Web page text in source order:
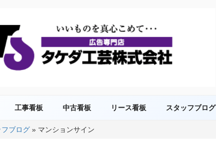
芸株式会社
工事看板 中古看板 リース看板 スタッフブログ
フブログ » マンションサイン